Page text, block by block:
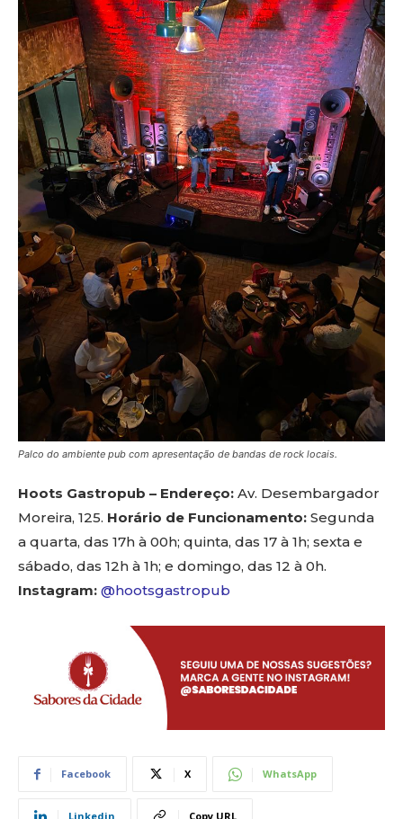
Palco do ambiente pub com apresentação de bandas de rock locais.
Hoots Gastropub – Endereço: Av. Desembargador
Moreira, 125. Horário de Funcionamento: Segunda
a quarta, das 17h à 00h; quinta, das 17 à 1h; sexta e
sábado, das 12h à 1h; e domingo, das 12 à 0h.
Instagram: @hootsgastropub
Facebook X WhatsApp
Linkedin Copy URL